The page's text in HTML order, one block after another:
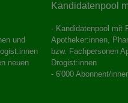
und
neuen
Kandidatenpool
- Kandidatenpool mit
Apotheker:innen,
bzw. Fachpersonen
Drogist:innen
- 6'000 Abonnent/